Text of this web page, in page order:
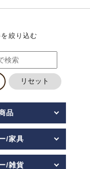
品
/家具
/雑貨